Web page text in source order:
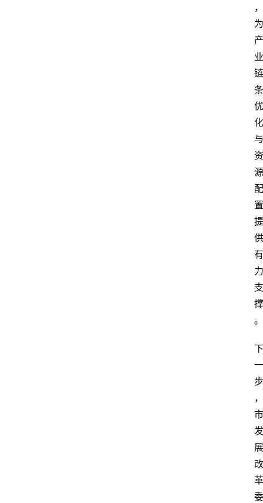
，
为
产
业
链
条
优
化
与
资
源
配
置
提
供
有
力
支
撑
。
下
一
步
，
市
发
展
改
革
委